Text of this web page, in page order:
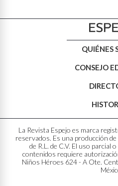
QUIÉNES
CONSEJO
La Revista Espejo es marca
reservados. Es una producción
de R.L. de C.V. El uso parcial
contenidos requiere
Niños Héroes 624 - A Ote.